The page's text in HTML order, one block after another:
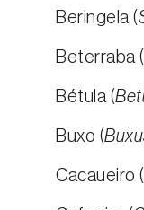
Beringela (
Beterraba (
Bétula (
Buxo (
Cacaueiro (